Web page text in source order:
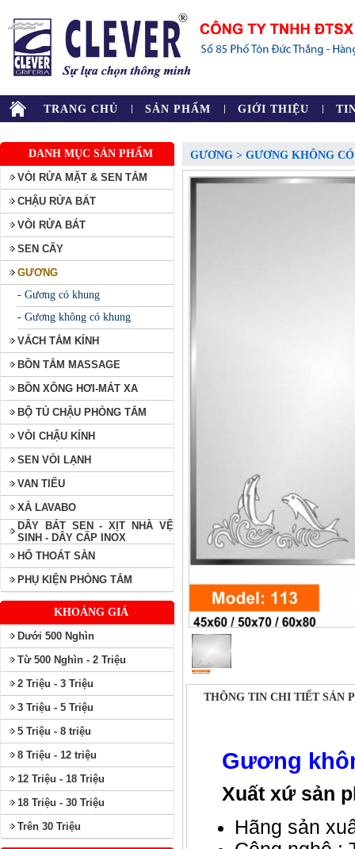
TRANG CHỦ SẢN PHẨM GIỚI THIỆU
DANH MỤC SẢN PHẨM
VÒI RỬA MẶT & SEN TẮM
CHẬU RỬA BÁT
VÒI RỬA BÁT
SEN CÂY
GƯƠNG
- Gương có khung
- Gương không có khung
VÁCH TẮM KÍNH
BỒN TẮM MASSAGE
BỒN XÔNG HƠI-MÁT XA
BỘ TỦ CHẬU PHÒNG TẮM
VÒI CHẬU KÍNH
SEN VÒI LẠNH
VAN TIỂU
XẢ LAVABO
DÂY BÁT SEN - XỊT NHÀ VỆ
SINH - DÂY CẤP INOX
HỐ THOÁT SÀN
PHỤ KIỆN PHÒNG TẮM
KHOẢNG GIÁ
Dưới 500 Nghìn
Từ 500 Nghìn - 2 Triệu
2 Triệu - 3 Triệu
3 Triệu - 5 Triệu
5 Triệu - 8 triệu
8 Triệu - 12 triệu
12 Triệu - 18 Triệu
18 Triệu - 30 Triệu
Trên 30 Triệu
GƯƠNG > GƯƠNG KHÔNG
THÔNG TIN CHI TIẾT SẢN
Gương
Xuất xứ sản
Hãng sản